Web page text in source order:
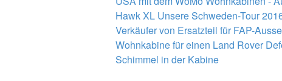
Hawk XL Unsere Schweden-Tour
Verkäufer von Ersatzteil für FAP-
Wohnkabine für einen Land Rover
Schimmel in der Kabine